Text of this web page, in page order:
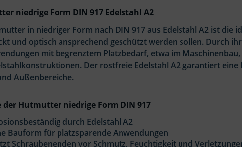
niedrige Form DIN 917 Edelstahl A2
in niedriger Form nach DIN 917 aus Edelstahl A2 ist die
und optisch ansprechend geschützt werden sollen. Durch
mit begrenztem Platzbedarf, etwa im
Der rostfreie Edelstahl A2 garantiert
Außenbereiche.
der Hutmutter niedrige Form DIN 917
durch Edelstahl A2
Bauform für platzsparende Anwendungen
Schraubenenden vor Schmutz, Feuchtigkeit und